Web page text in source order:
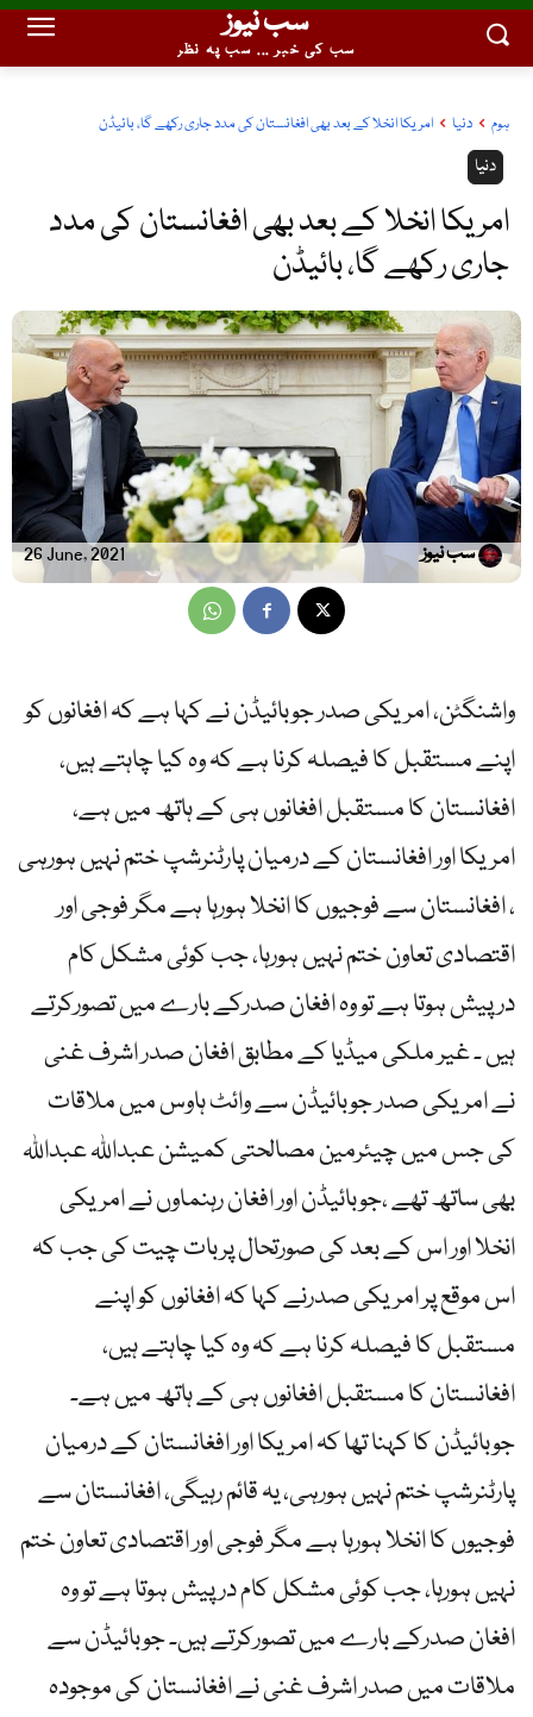
سب نیوز
سب کی خبر ... سب پہ نظر
ہوم دنیا امریکا انخلا کے بعد بھی افغانستان کی مدد جاری رکھے گا، بائیڈن
دنیا
امریکا انخلا کے بعد بھی افغانستان کی مدد
جاری رکھے گا، بائیڈن
26 June, 2021 سب نیوز
واشنگٹن، امریکی صدر جوبائیڈن نے کہا ہے کہ افغانوں کو
اپنے مستقبل کا فیصلہ کرنا ہے کہ وہ کیا چاہتے ہیں،
افغانستان کا مستقبل افغانوں ہی کے ہاتھ میں ہے،
امریکا اور افغانستان کے درمیان پارٹنرشپ ختم نہیں ہورہی
، افغانستان سے فوجیوں کا انخلا ہورہا ہے مگر فوجی اور
اقتصادی تعاون ختم نہیں ہورہا، جب کوئی مشکل کام
درپیش ہوتا ہے تو وہ افغان صدرکے بارے میں تصورکرتے
ہیں ۔ غیر ملکی میڈیا کے مطابق افغان صدر اشرف غنی
نے امریکی صدر جوبائیڈن سے وائٹ ہاوس میں ملاقات
کی جس میں چیئرمین مصالحتی کمیشن عبداللہ عبداللہ
بھی ساتھ تھے ،جوبائیڈن اور افغان رہنماوں نے امریکی
انخلا اور اس کے بعد کی صورتحال پربات چیت کی جب کہ
اس موقع پر امریکی صدرنے کہا کہ افغانوں کو اپنے
مستقبل کا فیصلہ کرنا ہے کہ وہ کیا چاہتے ہیں،
افغانستان کا مستقبل افغانوں ہی کے ہاتھ میں ہے۔
جوبائیڈن کا کہنا تھا کہ امریکا اور افغانستان کے درمیان
پارٹنرشپ ختم نہیں ہورہی، یہ قائم رہیگی، افغانستان سے
فوجیوں کا انخلا ہورہا ہے مگر فوجی اور اقتصادی تعاون ختم
نہیں ہورہا، جب کوئی مشکل کام درپیش ہوتا ہے تو وہ
افغان صدرکے بارے میں تصورکرتے ہیں۔ جوبائیڈن سے
ملاقات میں صدر اشرف غنی نے افغانستان کی موجودہ